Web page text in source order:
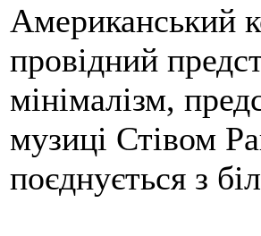
Американський
провідний
мінімалізм,
музиці Стівом
поєднується з